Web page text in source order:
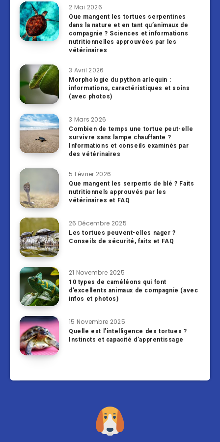
2 Mai 2026
Que mangent les tortues serpentines
dans la nature et en tant qu’animaux de
compagnie ? Sciences et informations
nutritionnelles approuvées par les
vétérinaires
3 Avril 2026
Morphologie du python arlequin :
informations, caractéristiques et soins
(avec photos)
3 Mars 2026
Combien de temps une tortue peut-elle
survivre sans lampe chauffante ?
Informations et conseils examinés par
des vétérinaires
5 Février 2026
Que mangent les serpents de blé ? Faits
nutritionnels approuvés par les
vétérinaires et FAQ
26 Décembre 2025
Les tortues peuvent-elles nager ?
Conseils de sécurité, faits et FAQ
21 Novembre 2025
10 types de caméléons qui font
d’excellents animaux de compagnie (avec
infos et photos)
15 Novembre 2025
Quelle est l’intelligence des tortues ?
Instincts et capacité d’apprentissage